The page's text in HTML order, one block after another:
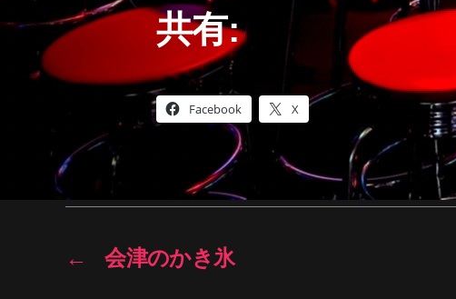
共有:
Facebook X
← 会津のかき氷